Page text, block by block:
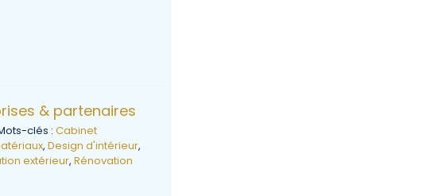
& partenaires
clés : Cabinet
, Design d'intérieur,
extérieur, Rénovation